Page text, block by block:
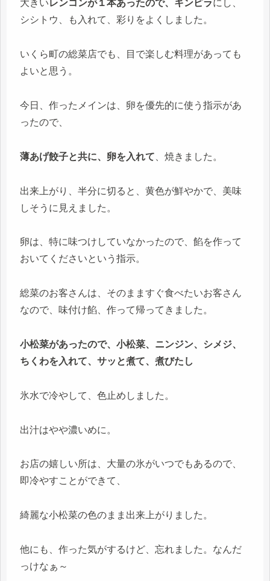
大きい レンコンが１本あったので、キンピラにし、
シシトウ、も入れて、彩りをよくしました。
いくら町の総菜店でも、目で楽しむ料理があっても
よいと思う。
今日、作ったメインは、卵を優先的に使う指示があ
ったので、
薄あげ餃子と共に、卵を入れて 、焼きました。
出来上がり、半分に切ると、黄色が鮮やかで、美味
しそうに見えました。
卵は、特に味つけしていなかったので、餡を作って
おいてくださいという指示。
総菜のお客さんは、そのまますぐ食べたいお客さん
なので、味付け餡、作って帰ってきました。
小松菜があったので、小松菜、ニンジン、シメジ、
ちくわを入れて、サッと煮て、煮びたし
氷水で冷やして、色止めしました。
出汁はやや濃いめに。
お店の嬉しい所は、大量の氷がいつでもあるので、
即冷やすことができて、
綺麗な小松菜の色のまま出来上がりました。
他にも、作った気がするけど、忘れました。なんだ
っけなぁ～